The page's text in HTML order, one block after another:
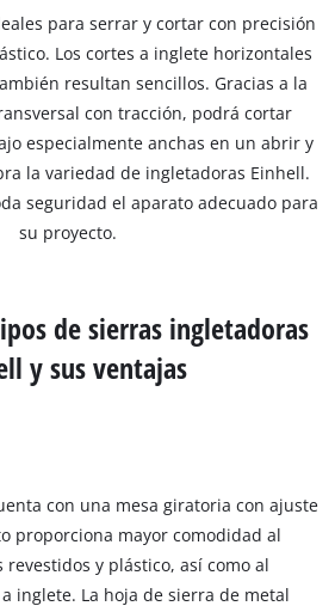
para serrar y cortar con precisión
Los cortes a inglete horizontales
resultan sencillos. Gracias a la
con tracción, podrá cortar
especialmente anchas en un abrir y
la variedad de ingletadoras Einhell.
seguridad el aparato adecuado para
su proyecto.
de sierras ingletadoras
y sus ventajas
con una mesa giratoria con ajuste
proporciona mayor comodidad al
y plástico, así como al
inglete. La hoja de sierra de metal